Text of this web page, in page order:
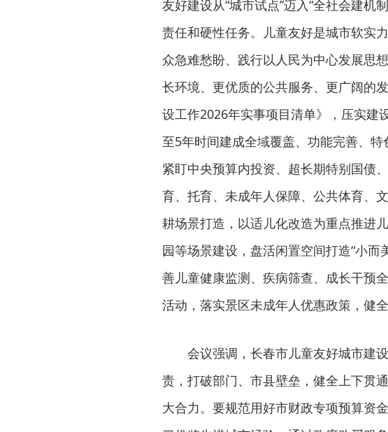
友好建设从“城市试点”迈入“全社会建机
责任和硬性任务。儿童友好是城市软实
众急难愁盼、践行以人民为中心发展思
长环境、更优质的公共服务、更广阔的
设工作2026年实事项目清单》，压实建
至5年时间建成全域覆盖、功能完善、
紧盯中央预算内投资、超长期特别国债
育、托育、未成年人保障、公共体育、
耕场景打造，以适儿化改造为重点推进
园等场景建设，盘活闲置空间打造“小
善儿童健康监测、疾病筛查、成长干预
活动，落实景区未成年人优惠政策，健
会议强调，长春市儿童友好城市建
责，打破部门、市县壁垒，健全上下贯
大合力。要规范用好市财政专项预算资